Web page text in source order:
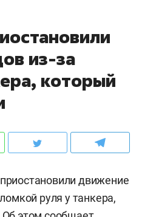
из-за
который
движение
руля у танкера,